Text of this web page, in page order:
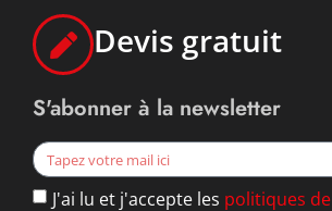
Devis gratuit
S'abonner à la newsletter
J'ai lu et j'accepte les politiques de